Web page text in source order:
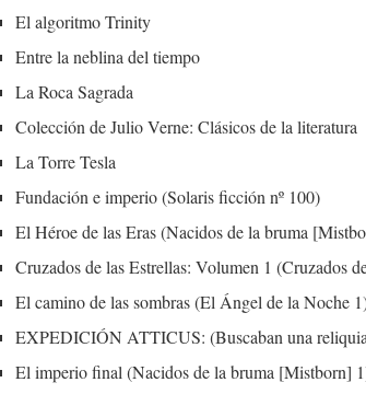
El algoritmo Trinity
Entre la neblina del tiempo
La Roca Sagrada
Colección de Julio Verne: Clásicos de la literatura
La Torre Tesla
Fundación e imperio (Solaris ficción nº 100)
El Héroe de las Eras (Nacidos de la bruma
Cruzados de las Estrellas: Volumen 1 (Cruzados
El camino de las sombras (El Ángel de la Noche
EXPEDICIÓN ATTICUS: (Buscaban una
El imperio final (Nacidos de la bruma [Mistborn]